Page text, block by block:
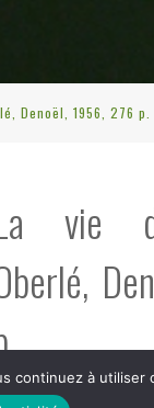
Denoël, 1956, 276 p.
vie
continuez à